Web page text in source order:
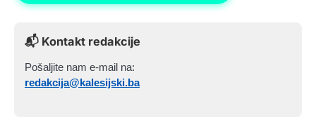
📬 Kontakt redakcije
Pošaljite nam e-mail na:
redakcija@kalesijski.ba